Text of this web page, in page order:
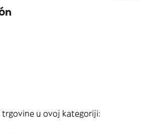
trgovine u ovoj kategoriji: